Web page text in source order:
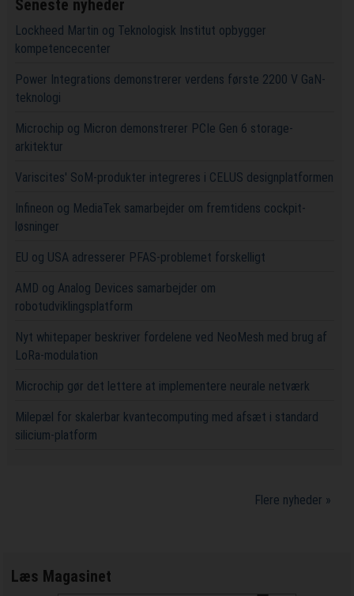
Seneste nyheder
Lockheed Martin og Teknologisk Institut opbygger
kompetencecenter
Power Integrations demonstrerer verdens første 2200 V GaN-
teknologi
Microchip og Micron demonstrerer PCIe Gen 6 storage-
arkitektur
Variscites' SoM-produkter integreres i CELUS designplatformen
Infineon og MediaTek samarbejder om fremtidens cockpit-
løsninger
EU og USA adresserer PFAS-problemet forskelligt
AMD og Analog Devices samarbejder om
robotudviklingsplatform
Nyt whitepaper beskriver fordelene ved NeoMesh med brug af
LoRa-modulation
Microchip gør det lettere at implementere neurale netværk
Milepæl for skalerbar kvantecomputing med afsæt i standard
silicium-platform
Flere nyheder »
Læs Magasinet